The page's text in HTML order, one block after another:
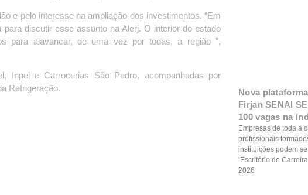
e pelo interesse na ampliação dos investimentos. “Em
discutir esse assunto na Alerj. O interior do estado
para alavancar, de uma vez por todas, a região ”,
Inpel e Carrocerias São Pedro, acompanhadas por
Refrigeração.
Nova
Firjan SENAI
100 vagas na
Empresas de toda a
profissionais
instituições podem
‘Escritório de
2026